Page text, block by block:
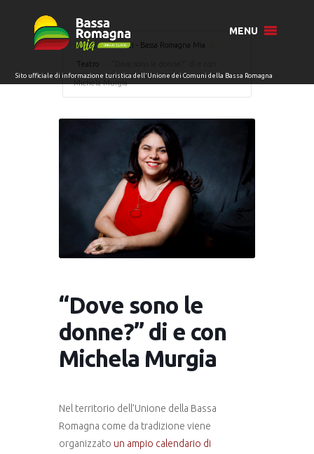
MENU
Home Eventi - Bassa Romagna Mia
Teatro
Michela Murgia
“Dove sono le
donne?” di e con
Michela Murgia
Nel territorio dell’Unione della Bassa
Romagna come da tradizione viene
organizzato un ampio calendario di